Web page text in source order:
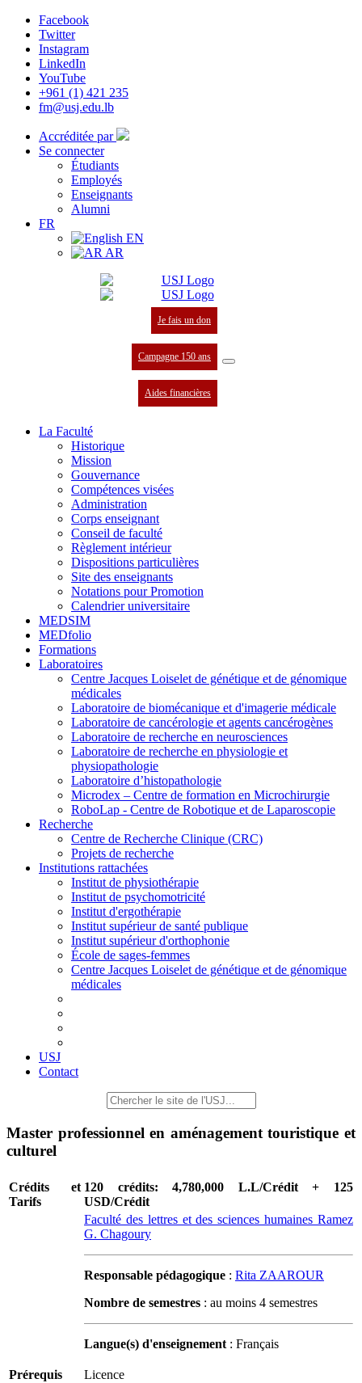
Facebook
Twitter
Instagram
LinkedIn
YouTube
+961 (1) 421 235
fm@usj.edu.lb
Accréditée par
Se connecter
Étudiants
Employés
Enseignants
Alumni
FR
EN
AR
Je fais un don
Campagne 150 ans
Aides financières
La Faculté
Historique
Mission
Gouvernance
Compétences visées
Administration
Corps enseignant
Conseil de faculté
Règlement intérieur
Dispositions particulières
Site des enseignants
Notations pour Promotion
Calendrier universitaire
MEDSIM
MEDfolio
Formations
Laboratoires
Centre Jacques Loiselet de génétique et de génomique
médicales
Laboratoire de biomécanique et d'imagerie médicale
Laboratoire de cancérologie et agents cancérogènes
Laboratoire de recherche en neurosciences
Laboratoire de recherche en physiologie et
physiopathologie
Laboratoire d’histopathologie
Microdex – Centre de formation en Microchirurgie
RoboLap - Centre de Robotique et de Laparoscopie
Recherche
Centre de Recherche Clinique (CRC)
Projets de recherche
Institutions rattachées
Institut de physiothérapie
Institut de psychomotricité
Institut d'ergothérapie
Institut supérieur de santé publique
Institut supérieur d'orthophonie
École de sages-femmes
Centre Jacques Loiselet de génétique et de génomique
médicales
USJ
Contact
Master professionnel en aménagement touristique et
culturel
Crédits et
Tarifs
120 crédits: 4,780,000 L.L/Crédit + 125
USD/Crédit
Faculté des lettres et des sciences humaines Ramez
G. Chagoury
Responsable pédagogique : Rita ZAAROUR
Nombre de semestres : au moins 4 semestres
Langue(s) d'enseignement: Français
Prérequis Licence